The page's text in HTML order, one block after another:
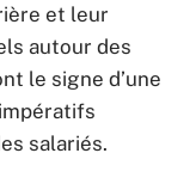
et leur
autour des
le signe d’une
salariés.